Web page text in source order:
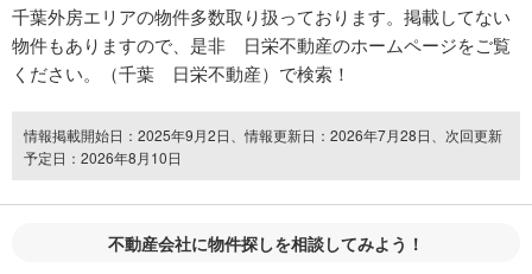
千葉外房エリアの物件多数取り扱っております。掲載してない
物件もありますので、是非 日栄不動産のホームページをご覧
ください。（千葉 日栄不動産）で検索！
情報掲載開始日：2025年9月2日、情報更新日：2026年7月28日、次回更新
予定日：2026年8月10日
不動産会社に物件探しを相談してみよう！